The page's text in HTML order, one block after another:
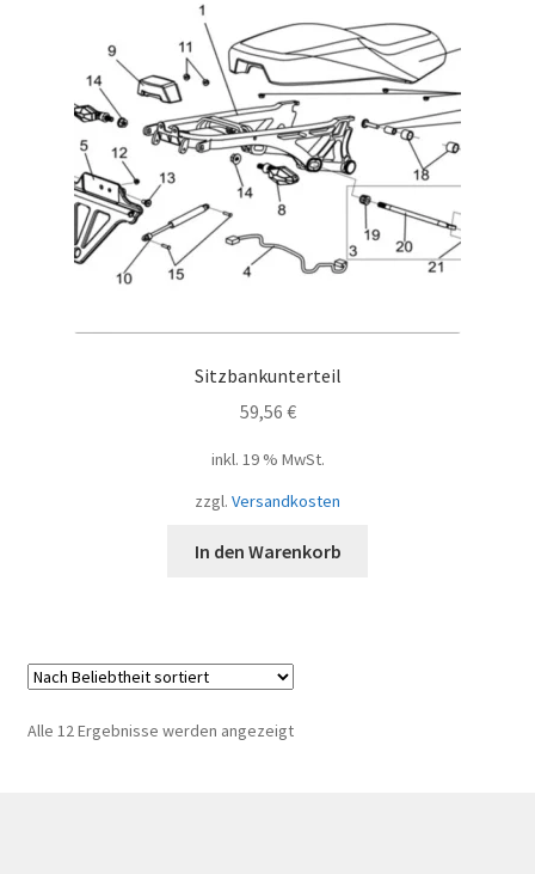
Sitzbankunterteil
59,56 €
inkl. 19 % MwSt.
zzgl. Versandkosten
In den Warenkorb
Alle 12 Ergebnisse werden angezeigtNach